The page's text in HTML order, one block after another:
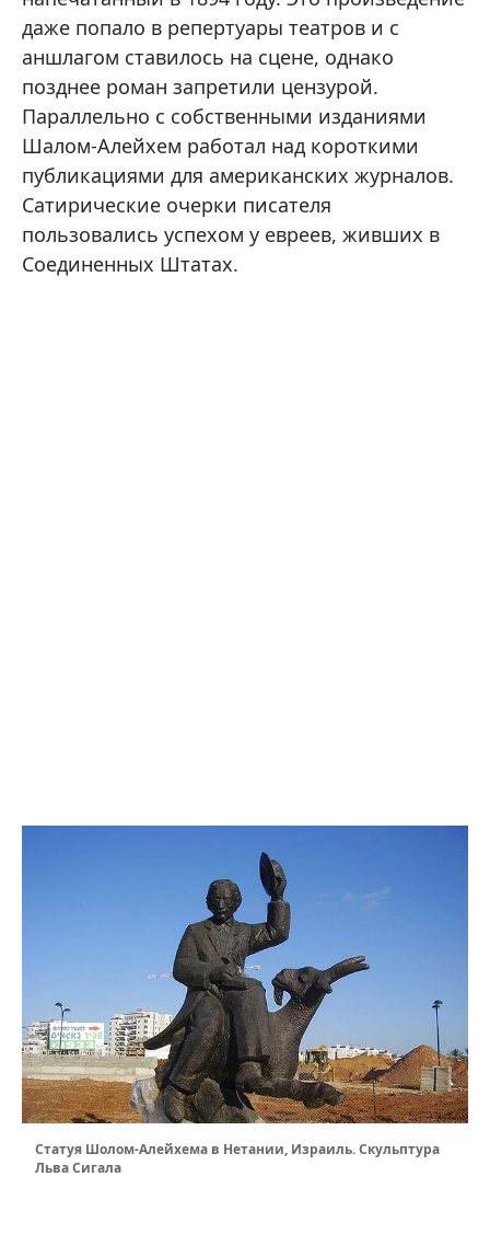
даже попало в репертуары театров и с
аншлагом ставилось на сцене, однако
позднее роман запретили цензурой.
Параллельно с собственными изданиями
Шалом-Алейхем работал над короткими
публикациями для американских журналов.
Сатирические очерки писателя
пользовались успехом у евреев, живших в
Соединенных Штатах.
Статуя Шолом-Алейхема в Нетании, Израиль. Скульптура
Льва Сигала